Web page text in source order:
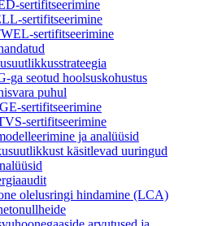
sertifitseerimine
sertifitseerimine
sertifitseerimine
ga seotud hoolsuskohustus
puhul
sertifitseerimine
sertifitseerimine
ja analüüsid
käsitlevad uuringud
olelusringi hindamine (LCA)